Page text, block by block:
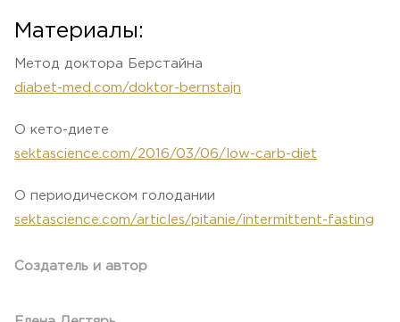
Материалы:
Метод доктора Берстайна
diabet-med.com/doktor-bernstajn
О кето-диете
sektascience.com/2016/03/06/low-carb-diet
О периодическом голодании
sektascience.com/articles/pitanie/intermittent-fasting
Создатель и автор